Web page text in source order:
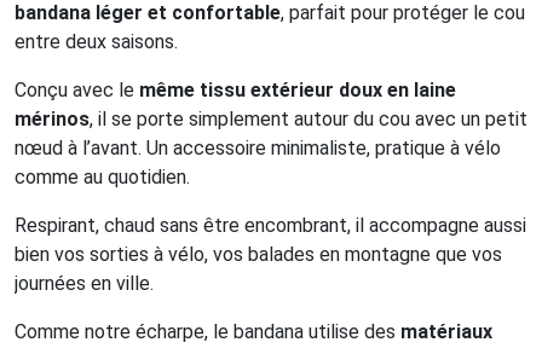
bandana léger et confortable, parfait pour protéger le cou
entre deux saisons.
Conçu avec le même tissu extérieur doux en laine
mérinos, il se porte simplement autour du cou avec un petit
nœud à l’avant. Un accessoire minimaliste, pratique à vélo
comme au quotidien.
Respirant, chaud sans être encombrant, il accompagne aussi
bien vos sorties à vélo, vos balades en montagne que vos
journées en ville.
Comme notre écharpe, le bandana utilise des matériaux